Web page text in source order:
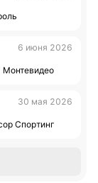
6 июня 2026
Монтевидео
30 мая 2026
Спортинг